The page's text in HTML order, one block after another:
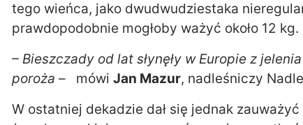
tego wieńca, jako dwudwudziestaka
prawdopodobnie mogłoby ważyć około 12 kg.
– Bieszczady od lat słynęły w Europie z
poroża – mówi Jan Mazur, nadleśniczy
W ostatniej dekadzie dał się jednak